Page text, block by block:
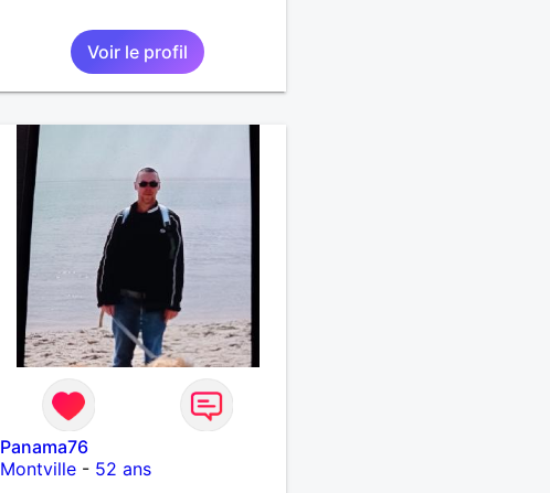
Voir le profil
Panama76
Montville - 52 ans